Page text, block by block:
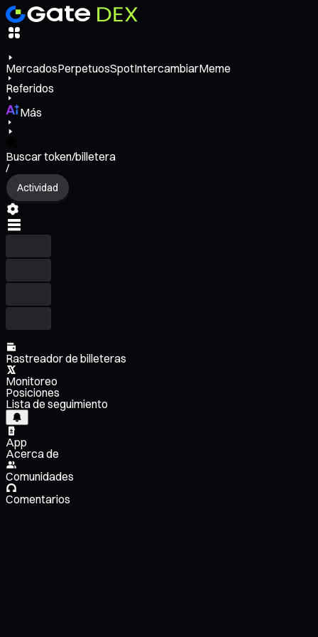
MercadosPerpetuosSpotIntercambiarMeme
Referidos
Más
Buscar token/billetera
/
Actividad
Rastreador de billeteras
Monitoreo
Posiciones
Lista de seguimiento
App
Acerca de
Comunidades
Comentarios